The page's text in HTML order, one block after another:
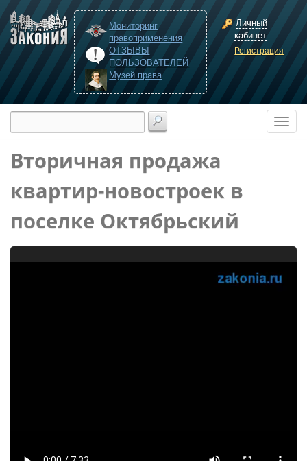
Мониторинг
правоприменения
ОТЗЫВЫ
ПОЛЬЗОВАТЕЛЕЙ
Музей права
Личный
кабинет
Регистрация
Вторичная продажа
квартир-новостроек в
поселке Октябрьский